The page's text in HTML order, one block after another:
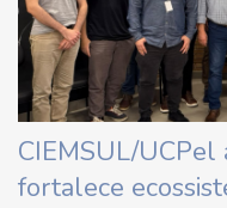
CIEMSUL/
fortalece